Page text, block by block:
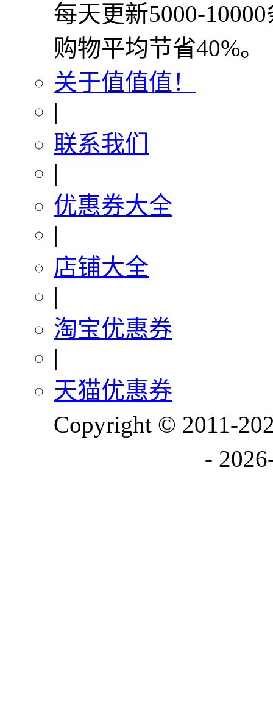
每天更新5000-
购物平均节省40%。
关于值值值！
|
联系我们
|
优惠券大全
|
店铺大全
|
淘宝优惠券
|
天猫优惠券
Copyright © 2011-
-